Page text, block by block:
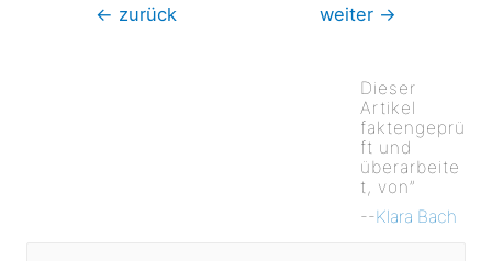
Beitragsnavigation
← zurück weiter →
Dieser
Artikel
faktengeprü
ft und
überarbeite
t, von”
--Klara Bach